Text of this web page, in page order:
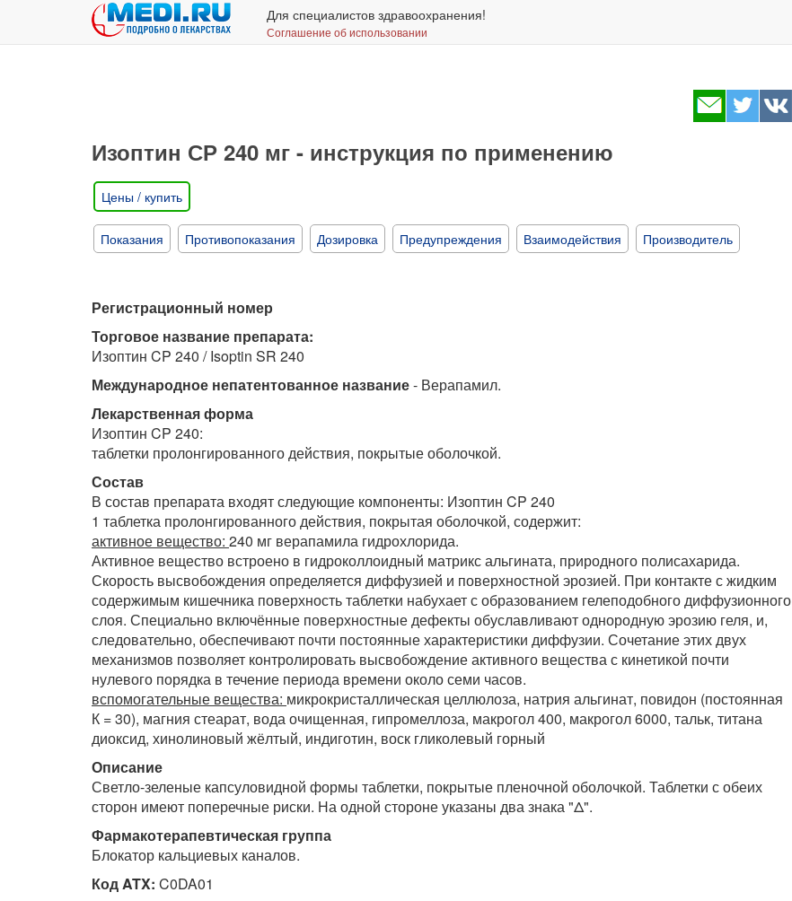
Для специалистов здравоохранения!
Соглашение об использовании
Изоптин СР 240 мг - инструкция по применению
Цены / купить
Показания Противопоказания Дозировка Предупреждения Взаимодействия Производитель
Регистрационный номер
Торговое название препарата:
Изоптин CP 240 / Isoptin SR 240
Международное непатентованное название- Верапамил.
Лекарственная форма
Изоптин CP 240:
таблетки пролонгированного действия, покрытые оболочкой.
Состав
В состав препарата входят следующие компоненты: Изоптин CP 240
1 таблетка пролонгированного действия, покрытая оболочкой, содержит:
активное вещество: 240 мг верапамила гидрохлорида.
Активное вещество встроено в гидроколлоидный матрикс альгината, природного полисахарида.
Скорость высвобождения определяется диффузией и поверхностной эрозией. При контакте с жидким
содержимым кишечника поверхность таблетки набухает с образованием гелеподобного диффузионного
слоя. Специально включённые поверхностные дефекты обуславливают однородную эрозию геля, и,
следовательно, обеспечивают почти постоянные характеристики диффузии. Сочетание этих двух
механизмов позволяет контролировать высвобождение активного вещества с кинетикой почти
нулевого порядка в течение периода времени около семи часов.
вспомогательные вещества: микрокристаллическая целлюлоза, натрия альгинат, повидон (постоянная
К = 30), магния стеарат, вода очищенная, гипромеллоза, макрогол 400, макрогол 6000, тальк, титана
диоксид, хинолиновый жёлтый, индиготин, воск гликолевый горный
Описание
Светло-зеленые капсуловидной формы таблетки, покрытые пленочной оболочкой. Таблетки с обеих
сторон имеют поперечные риски. На одной стороне указаны два знака "Δ".
Фармакотерапевтическая группа
Блокатор кальциевых каналов.
Код ATX: C0DA01